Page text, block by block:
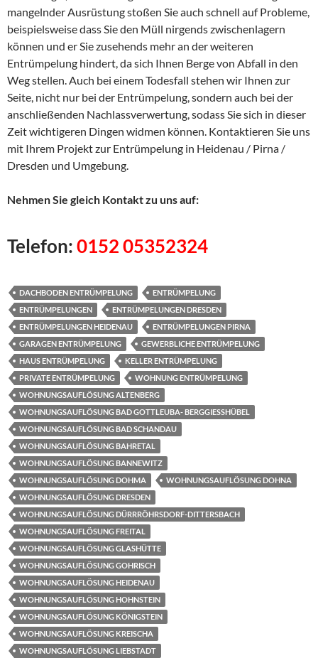
mangelnder Ausrüstung stoßen Sie auch schnell auf Probleme,
beispielsweise dass Sie den Müll nirgends zwischenlagern
können und er Sie zusehends mehr an der weiteren
Entrümpelung hindert, da sich Ihnen Berge von Abfall in den
Weg stellen. Auch bei einem Todesfall stehen wir Ihnen zur
Seite, nicht nur bei der Entrümpelung, sondern auch bei der
anschließenden Nachlassverwertung, sodass Sie sich in dieser
Zeit wichtigeren Dingen widmen können. Kontaktieren Sie uns
mit Ihrem Projekt zur Entrümpelung in Heidenau / Pirna /
Dresden und Umgebung.
Nehmen Sie gleich Kontakt zu uns auf:
Telefon:0152 05352324
DACHBODEN ENTRÜMPELUNG
ENTRÜMPELUNG
ENTRÜMPELUNGEN
ENTRÜMPELUNGEN DRESDEN
ENTRÜMPELUNGEN HEIDENAU
ENTRÜMPELUNGEN PIRNA
GARAGEN ENTRÜMPELUNG
GEWERBLICHE ENTRÜMPELUNG
HAUS ENTRÜMPELUNG
KELLER ENTRÜMPELUNG
PRIVATE ENTRÜMPELUNG
WOHNUNG ENTRÜMPELUNG
WOHNUNGSAUFLÖSUNG ALTENBERG
WOHNUNGSAUFLÖSUNG BAD GOTTLEUBA- BERGGIESSHÜBEL
WOHNUNGSAUFLÖSUNG BAD SCHANDAU
WOHNUNGSAUFLÖSUNG BAHRETAL
WOHNUNGSAUFLÖSUNG BANNEWITZ
WOHNUNGSAUFLÖSUNG DOHMA
WOHNUNGSAUFLÖSUNG DOHNA
WOHNUNGSAUFLÖSUNG DRESDEN
WOHNUNGSAUFLÖSUNG DÜRRRÖHRSDORF-DITTERSBACH
WOHNUNGSAUFLÖSUNG FREITAL
WOHNUNGSAUFLÖSUNG GLASHÜTTE
WOHNUNGSAUFLÖSUNG GOHRISCH
WOHNUNGSAUFLÖSUNG HEIDENAU
WOHNUNGSAUFLÖSUNG HOHNSTEIN
WOHNUNGSAUFLÖSUNG KÖNIGSTEIN
WOHNUNGSAUFLÖSUNG KREISCHA
WOHNUNGSAUFLÖSUNG LIEBSTADT